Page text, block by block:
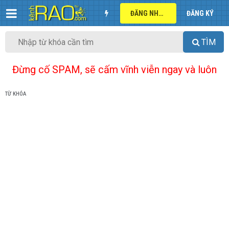
ĐĂNG NHẬP ĐĂNG KÝ
TÌM
Đừng cố SPAM, sẽ cấm vĩnh viễn ngay và luôn
TỪ KHÓA